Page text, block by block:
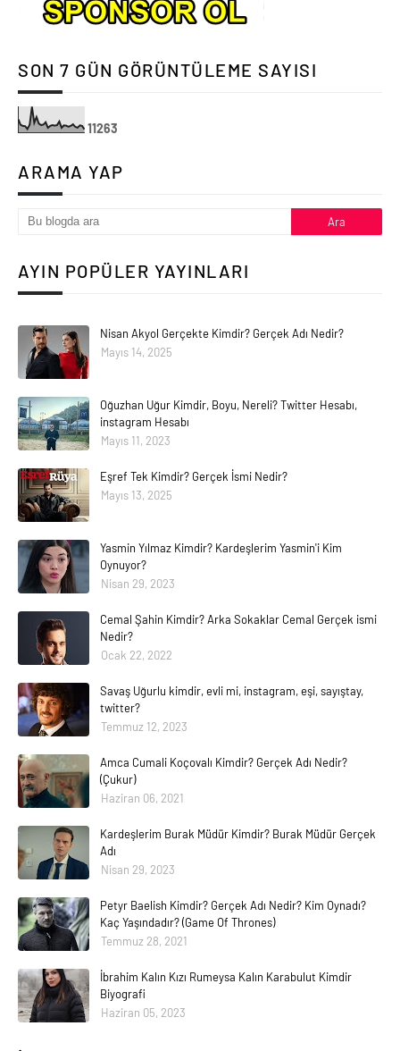
SON 7 GÜN GÖRÜNTÜLEME SAYISI
11263
ARAMA YAP
AYIN POPÜLER YAYINLARI
Nisan Akyol Gerçekte Kimdir? Gerçek Adı Nedir?
Mayıs 14, 2025
Oğuzhan Uğur Kimdir, Boyu, Nereli? Twitter Hesabı,
instagram Hesabı
Mayıs 11, 2023
Eşref Tek Kimdir? Gerçek İsmi Nedir?
Mayıs 13, 2025
Yasmin Yılmaz Kimdir? Kardeşlerim Yasmin'i Kim
Oynuyor?
Nisan 29, 2023
Cemal Şahin Kimdir? Arka Sokaklar Cemal Gerçek ismi
Nedir?
Ocak 22, 2022
Savaş Uğurlu kimdir, evli mi, instagram, eşi, sayıştay,
twitter?
Temmuz 12, 2023
Amca Cumali Koçovalı Kimdir? Gerçek Adı Nedir?
(Çukur)
Haziran 06, 2021
Kardeşlerim Burak Müdür Kimdir? Burak Müdür Gerçek
Adı
Nisan 29, 2023
Petyr Baelish Kimdir? Gerçek Adı Nedir? Kim Oynadı?
Kaç Yaşındadır? (Game Of Thrones)
Temmuz 28, 2021
İbrahim Kalın Kızı Rumeysa Kalın Karabulut Kimdir
Biyografi
Haziran 05, 2023